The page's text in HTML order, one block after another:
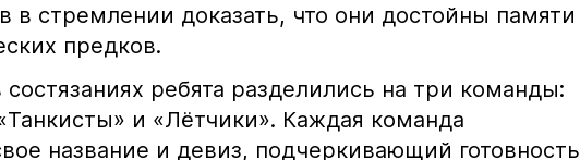
в стремлении доказать, что они достойны памяти
предков.
состязаниях ребята разделились на три команды:
и «Лётчики». Каждая команда
название и девиз, подчеркивающий готовность